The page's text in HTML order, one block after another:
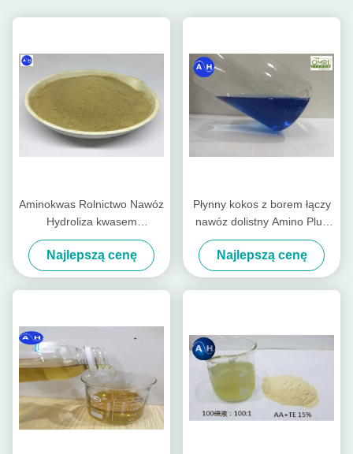
Aminokwas Rolnictwo Nawóz
Hydroliza kwasem
siarkowym bez chloru dla
roślin Tabacco
Najlepszą cenę
Płynny kokos z borem łączy
nawóz dolistny Amino Plus
na bazie aminokwasów
Najlepszą cenę